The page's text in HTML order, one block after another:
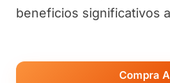
beneficios significativos
Compra